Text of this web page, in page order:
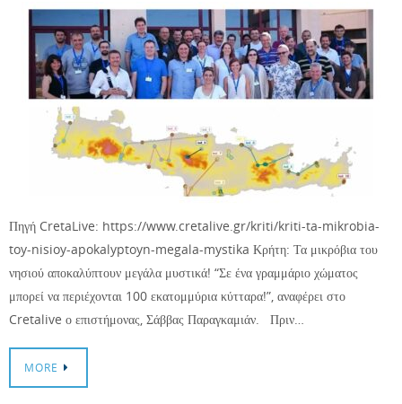
Πηγή CretaLive: https://www.cretalive.gr/kriti/kriti-ta-mikrobia-
toy-nisioy-apokalyptoyn-megala-mystika Κρήτη: Τα μικρόβια του
νησιού αποκαλύπτουν μεγάλα μυστικά! “Σε ένα γραμμάριο χώματος
μπορεί να περιέχονται 100 εκατομμύρια κύτταρα!”, αναφέρει στο
Cretalive ο επιστήμονας, Σάββας Παραγκαμιάν. Πριν…
MORE